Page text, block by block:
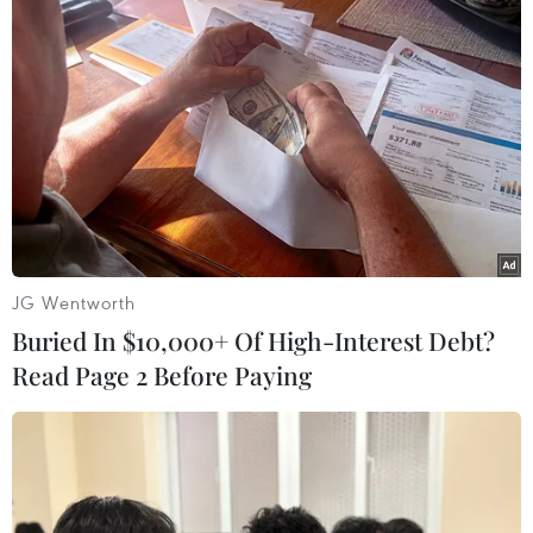
Ban Tổ chức Trung ương thí điểm đánh
giá kết quả công tác tuần
12/07/2025 08:01
Ban Tổ chức Trung ương triển khai thực hiện thí điểm
đánh giá kết quả công tác hằng tuần đối với cán bộ,
công chức, người lao động, bắt đầu từ ngày 1/6/2025.
JG Wentworth
Buried In $10,000+ Of High-Interest Debt?
Read Page 2 Before Paying